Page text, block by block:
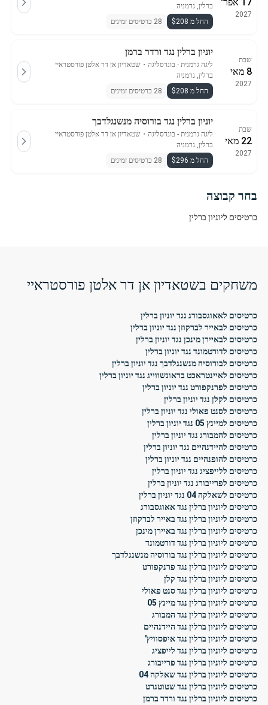
2027
ברלין, גרמניה
החל מ $208
28 כרטיסים זמינים
שבת
8 מאי
2027
יוניון ברלין נגד ורדר ברמן
ליגה גרמנית - בונדסליגה ・ שטאדיון אן דר אלטן פורסטראיי
ברלין, גרמניה
החל מ $208
28 כרטיסים זמינים
שבת
22 מאי
2027
יוניון ברלין נגד בורוסיה מנשנגלדבך
ליגה גרמנית - בונדסליגה ・ שטאדיון אן דר אלטן פורסטראיי
ברלין, גרמניה
החל מ $296
28 כרטיסים זמינים
בחר קבוצה
כרטיסים ליוניון ברלין
משחקים בשטאדיון אן דר אלטן פורסטראיי
כרטיסים לאאוגסבורג נגד יוניון ברלין
כרטיסים לבאייר לברקוזן נגד יוניון ברלין
כרטיסים לבאיירן מינכן נגד יוניון ברלין
כרטיסים לדורטמונד נגד יוניון ברלין
כרטיסים לבורוסיה מנשנגלדבך נגד יוניון ברלין
כרטיסים לאיינטראכט בראונשווייג נגד יוניון ברלין
כרטיסים לפרנקפורט נגד יוניון ברלין
כרטיסים לקלן נגד יוניון ברלין
כרטיסים לסנט פאולי נגד יוניון ברלין
כרטיסים למיינץ 05 נגד יוניון ברלין
כרטיסים להמבורג נגד יוניון ברלין
כרטיסים להיידנהיים נגד יוניון ברלין
כרטיסים להופנהיים נגד יוניון ברלין
כרטיסים ללייפציג נגד יוניון ברלין
כרטיסים לפרייבורג נגד יוניון ברלין
כרטיסים לשאלקה 04 נגד יוניון ברלין
כרטיסים ליוניון ברלין נגד אאוגסבורג
כרטיסים ליוניון ברלין נגד באייר לברקוזן
כרטיסים ליוניון ברלין נגד באיירן מינכן
כרטיסים ליוניון ברלין נגד דורטמונד
כרטיסים ליוניון ברלין נגד בורוסיה מנשנגלדבך
כרטיסים ליוניון ברלין נגד פרנקפורט
כרטיסים ליוניון ברלין נגד קלן
כרטיסים ליוניון ברלין נגד סנט פאולי
כרטיסים ליוניון ברלין נגד מיינץ 05
כרטיסים ליוניון ברלין נגד המבורג
כרטיסים ליוניון ברלין נגד היידנהיים
כרטיסים ליוניון ברלין נגד איפסוויץ'
כרטיסים ליוניון ברלין נגד לייפציג
כרטיסים ליוניון ברלין נגד פרייבורג
כרטיסים ליוניון ברלין נגד שאלקה 04
כרטיסים ליוניון ברלין נגד שטוטגרט
כרטיסים ליוניון ברלין נגד ורדר ברמן